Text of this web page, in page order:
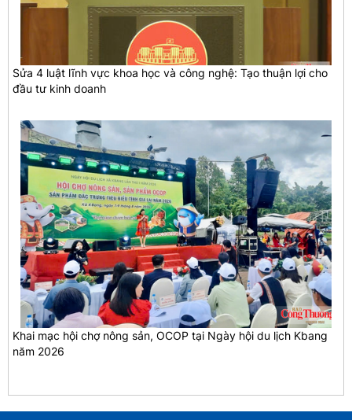
Sửa 4 luật lĩnh vực khoa học và công nghệ: Tạo thuận lợi cho
đầu tư kinh doanh
Khai mạc hội chợ nông sản, OCOP tại Ngày hội du lịch Kbang
năm 2026